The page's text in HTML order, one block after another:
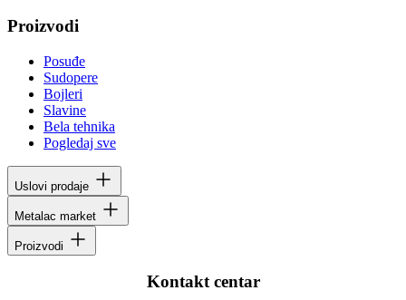
Proizvodi
Posuđe
Sudopere
Bojleri
Slavine
Bela tehnika
Pogledaj sve
Uslovi prodaje
Metalac market
Proizvodi
Kontakt centar